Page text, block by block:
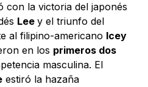
con la victoria del japonés
Lee y el triunfo del
al filipino-americano Icey
en los primeros dos
masculina. El
estiró la hazaña